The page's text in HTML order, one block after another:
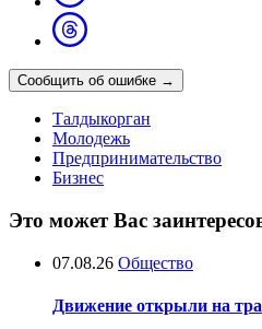
Сообщить об ошибке →
Талдыкорган
Молодежь
Предпринимательство
Бизнес
Это может Вас
07.08.26 Общество
Движение открыли на